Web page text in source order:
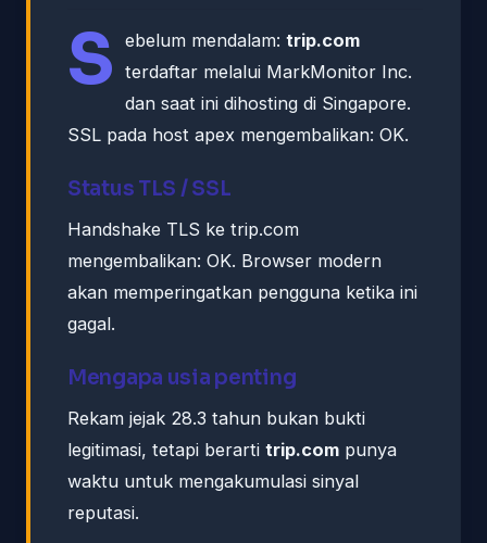
S ebelum mendalam: trip.com
terdaftar melalui MarkMonitor Inc.
dan saat ini dihosting di Singapore.
SSL pada host apex mengembalikan: OK.
Status TLS / SSL
Handshake TLS ke trip.com
mengembalikan: OK. Browser modern
akan memperingatkan pengguna ketika ini
gagal.
Mengapa usia penting
Rekam jejak 28.3 tahun bukan bukti
legitimasi, tetapi berarti trip.com punya
waktu untuk mengakumulasi sinyal
reputasi.